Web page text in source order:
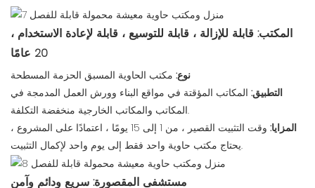
المكتب: قابلة للإزالة ، قابلة للتوسيع ، قابلة لإعادة الاستخدام ،
20 عامًا
نوع: مكتب الحاوية المسبق الحزمة المسطحة
التطبيق: المكاتب المؤقتة في مواقع البناء وورش العمل المدمجة في
المكاتب والمكاتب الخارجية منخفضة التكلفة.
المزايا:
وقت التثبيت القصير ، من 1 إلى 15 يومًا ، اعتمادًا على المشروع ،
يحتاج مكتب حاوية واحد فقط إلى يوم واحد لإكمال التثبيت.
مستشفى المقصورة: سريع ودائم وآمن